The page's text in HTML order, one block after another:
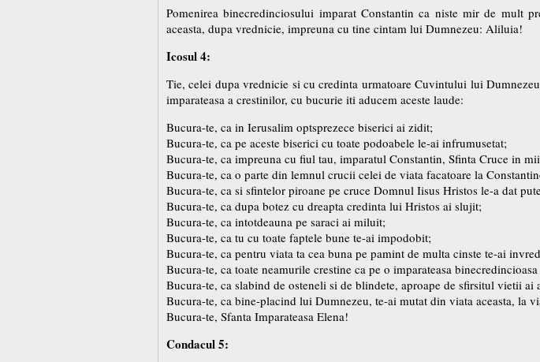
Pomenirea binecredinciosului imparat Constantin ca niste mir de mult
aceasta, dupa vrednicie, impreuna cu tine cintam lui Dumnezeu: Aliluia!
Icosul 4:
Tie, celei dupa vrednicie si cu credinta urmatoare Cuvintului lui
imparateasa a crestinilor, cu bucurie iti aducem aceste laude:
Bucura-te, ca in Ierusalim optsprezece biserici ai zidit;
Bucura-te, ca pe aceste biserici cu toate podoabele le-ai infrumusetat;
Bucura-te, ca impreuna cu fiul tau, imparatul Constantin, Sfinta Cruce in
Bucura-te, ca o parte din lemnul crucii celei de viata facatoare la
Bucura-te, ca si sfintelor piroane pe cruce Domnul Iisus Hristos le-a dat
Bucura-te, ca dupa botez cu dreapta credinta lui Hristos ai slujit;
Bucura-te, ca intotdeauna pe saraci ai miluit;
Bucura-te, ca tu cu toate faptele bune te-ai impodobit;
Bucura-te, ca pentru viata ta cea buna pe pamint de multa cinste te-ai
Bucura-te, ca toate neamurile crestine ca pe o imparateasa binecredincioasa
Bucura-te, ca slabind de osteneli si de blindete, aproape de sfirsitul vietii ai
Bucura-te, ca bine-placind lui Dumnezeu, te-ai mutat din viata aceasta, la
Bucura-te, Sfanta Imparateasa Elena!
Condacul 5: